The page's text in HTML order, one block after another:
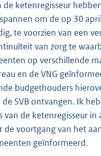
de ketenregisseur
om de op 30
te voorzien van een
van zorg te
op verschillende
en de VNG
budgethouders
SVB ontvangen. Ik
van de ketenregisseur
de voortgang van het
geïnformeerd.